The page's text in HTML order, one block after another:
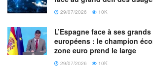
inégalités existantes en matière de
Dans des pays comme le Liban, la
Tunisie, le pourcentage moyen de
vaccinées n’est que de 28 %. Et alors
débattent de la possibilité
29/07/2026 10K
L’Espagne face à ses
européens : le champion
zone euro prend le large
29/07/2026 10K